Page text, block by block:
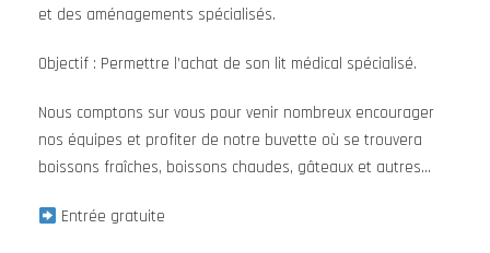
et des aménagements spécialisés.
Objectif : Permettre l’achat de son lit médical spécialisé.
Nous comptons sur vous pour venir nombreux encourager
nos équipes et profiter de notre buvette où se trouvera
boissons fraîches, boissons chaudes, gâteaux et autres…
Entrée gratuite